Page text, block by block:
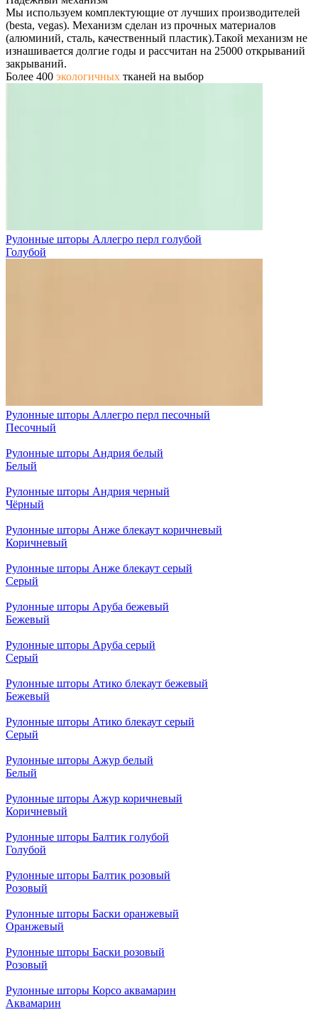
Мы используем комплектующие от лучших производителей
(besta, vegas). Механизм сделан из прочных материалов
(алюминий, сталь, качественный пластик).Такой механизм не
изнашивается долгие годы и рассчитан на 25000 открываний
закрываний.
Более 400 экологичных тканей на выбор
Рулонные шторы Аллегро перл голубой
Голубой
Рулонные шторы Аллегро перл песочный
Песочный
Рулонные шторы Андрия белый
Белый
Рулонные шторы Андрия черный
Чёрный
Рулонные шторы Анже блекаут коричневый
Коричневый
Рулонные шторы Анже блекаут серый
Серый
Рулонные шторы Аруба бежевый
Бежевый
Рулонные шторы Аруба серый
Серый
Рулонные шторы Атико блекаут бежевый
Бежевый
Рулонные шторы Атико блекаут серый
Серый
Рулонные шторы Ажур белый
Белый
Рулонные шторы Ажур коричневый
Коричневый
Рулонные шторы Балтик голубой
Голубой
Рулонные шторы Балтик розовый
Розовый
Рулонные шторы Баски оранжевый
Оранжевый
Рулонные шторы Баски розовый
Розовый
Рулонные шторы Корсо аквамарин
Аквамарин